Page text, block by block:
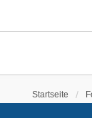
Startseite